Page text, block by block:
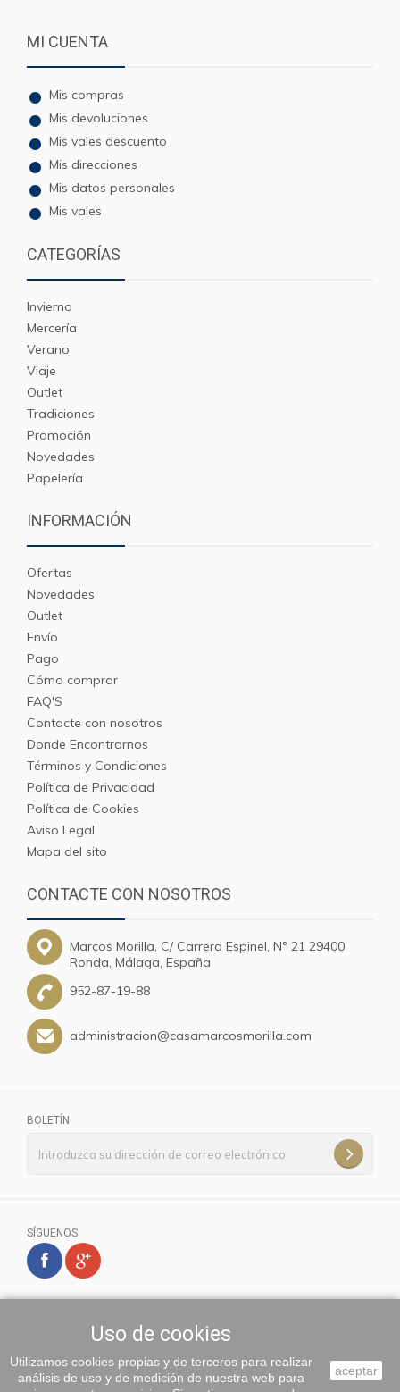
MI CUENTA
Mis compras
Mis devoluciones
Mis vales descuento
Mis direcciones
Mis datos personales
Mis vales
CATEGORÍAS
Invierno
Mercería
Verano
Viaje
Outlet
Tradiciones
Promoción
Novedades
Papelería
INFORMACIÓN
Ofertas
Novedades
Outlet
Envío
Pago
Cómo comprar
FAQ'S
Contacte con nosotros
Donde Encontrarnos
Términos y Condiciones
Política de Privacidad
Política de Cookies
Aviso Legal
Mapa del sito
CONTACTE CON NOSOTROS
Marcos Morilla, C/ Carrera Espinel, Nº 21 29400
Ronda, Málaga, España
952-87-19-88
administracion@casamarcosmorilla.com
BOLETÍN
SÍGUENOS
Uso de cookies
Utilizamos cookies propias y de terceros para realizar
análisis de uso y de medición de nuestra web para
aceptar